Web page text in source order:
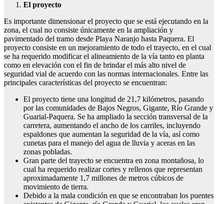
El proyecto
Es importante dimensionar el proyecto que se está ejecutando en la
zona, el cual no consiste únicamente en la ampliación y
pavimentado del tramo desde Playa Naranjo hasta Paquera. El
proyecto consiste en un mejoramiento de todo el trayecto, en el cual
se ha requerido modificar el alineamiento de la vía tanto en planta
como en elevación con el fin de brindar el más alto nivel de
seguridad vial de acuerdo con las normas internacionales. Entre las
principales características del proyecto se encuentran:
El proyecto tiene una longitud de 21,7 kilómetros, pasando
por las comunidades de Bajos Negros, Gigante, Río Grande y
Guarial-Paquera. Se ha ampliado la sección transversal de la
carretera, aumentando el ancho de los carriles, incluyendo
espaldones que aumentan la seguridad de la vía, así como
cunetas para el manejo del agua de lluvia y aceras en las
zonas pobladas.
Gran parte del trayecto se encuentra en zona montañosa, lo
cual ha requerido realizar cortes y rellenos que representan
aproximadamente 1,7 millones de metros cúbicos de
movimiento de tierra.
Debido a la mala condición en que se encontraban los puentes